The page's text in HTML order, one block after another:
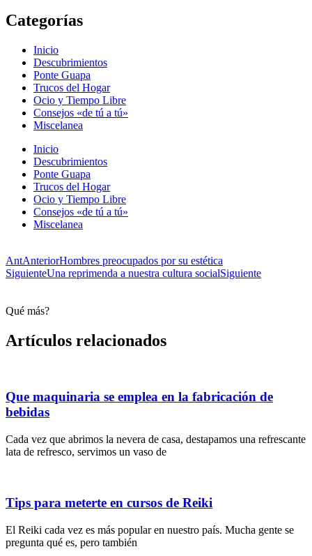
Categorías
Inicio
Descubrimientos
Ponte Guapa
Trucos del Hogar
Ocio y Tiempo Libre
Consejos «de tú a tú»
Miscelanea
Inicio
Descubrimientos
Ponte Guapa
Trucos del Hogar
Ocio y Tiempo Libre
Consejos «de tú a tú»
Miscelanea
AntAnteriorHombres preocupados por su estética
SiguienteUna reprimenda a nuestra cultura socialSiguiente
Qué más?
Artículos relacionados
Que maquinaria se emplea en la fabricación de
bebidas
Cada vez que abrimos la nevera de casa, destapamos una refrescante
lata de refresco, servimos un vaso de
Tips para meterte en cursos de Reiki
El Reiki cada vez es más popular en nuestro país. Mucha gente se
pregunta qué es, pero también